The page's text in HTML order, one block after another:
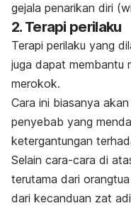
gejala penarikan diri (
2. Terapi perilaku
Terapi perilaku yang
juga dapat membantu
merokok.
Cara ini biasanya
penyebab yang
ketergantungan
Selain cara-cara di
terutama dari
dari kecanduan zat